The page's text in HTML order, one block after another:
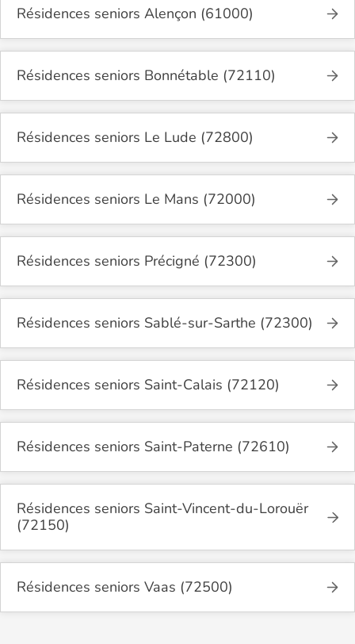
Résidences seniors Alençon (61000)
Résidences seniors Bonnétable (72110)
Résidences seniors Le Lude (72800)
Résidences seniors Le Mans (72000)
Résidences seniors Précigné (72300)
Résidences seniors Sablé-sur-Sarthe (72300)
Résidences seniors Saint-Calais (72120)
Résidences seniors Saint-Paterne (72610)
Résidences seniors Saint-Vincent-du-Lorouër
(72150)
Résidences seniors Vaas (72500)